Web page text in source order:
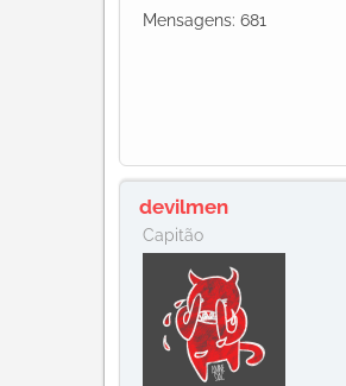
Mensagens: 681
devilmen
Capitão